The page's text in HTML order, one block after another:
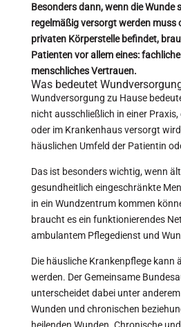
Besonders dann, wenn die Wunde
regelmäßig versorgt werden muss
privaten Körperstelle befindet,
Patienten vor allem eines:
menschliches Vertrauen.
Was bedeutet
Wundversorgung zu Hause
nicht ausschließlich in einer
oder im Krankenhaus versorgt
häuslichen Umfeld der Patientin
Das ist besonders wichtig, wenn
gesundheitlich eingeschränkte
in ein Wundzentrum kommen
braucht es ein funktionierendes
ambulantem Pflegedienst und
Die häusliche Krankenpflege kann
werden. Der Gemeinsame
unterscheidet dabei unter
Wunden und chronischen
heilenden Wunden. Chronische